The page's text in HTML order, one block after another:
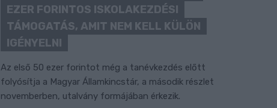
EZER FORINTOS ISKOLAKEZDÉSI
TÁMOGATÁS, AMIT NEM KELL KÜLÖN
IGÉNYELNI
Az első 50 ezer forintot még a tanévkezdés előtt
folyósítja a Magyar Államkincstár, a második részlet
novemberben, utalvány formájában érkezik.